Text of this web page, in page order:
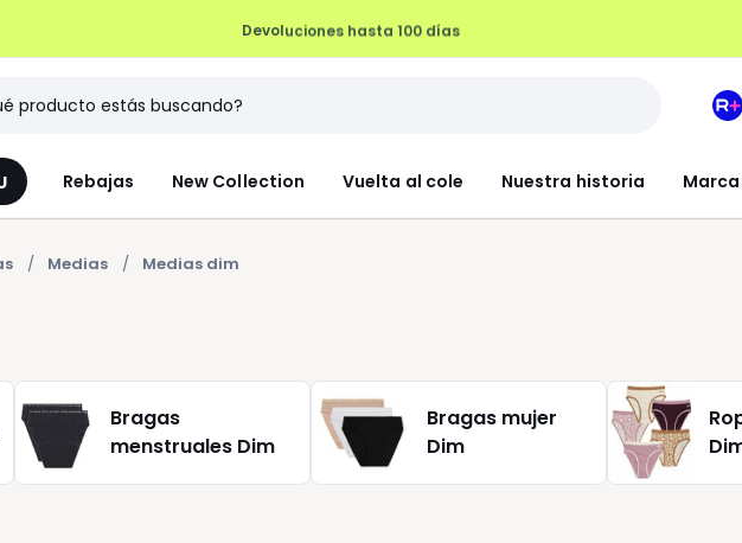
Devoluciones hasta 100 días
Rebajas New Collection Vuelta al cole Nuestra historia
Mi
Medias Medias dim
Bragas
menstruales Dim
Bragas mujer
Dim